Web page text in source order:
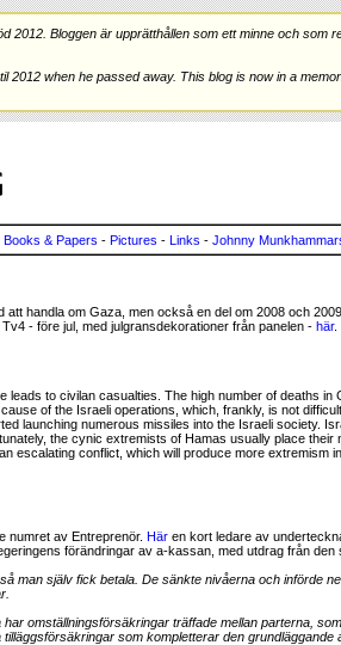
2012. Bloggen är upprätthållen som ett minne och som
2012 when he passed away. This blog is now in a
Books & Papers - Pictures - Links - Johnny
handla om Gaza, men också en del om 2008 och
- före jul, med julgransdekorationer från panelen - här.
leads to civilan casualties. The high number of deaths in
of the Israeli operations, which, frankly, is not
launching numerous missiles into the Israeli society.
the cynic extremists of Hamas usually place their
escalating conflict, which will produce more extremism
numret av Entreprenör. Här en kort ledare av
förändringar av a-kassan, med utdrag från den
man själv fick betala. De sänkte nivåerna och införde
omställningsförsäkringar träffade mellan parterna,
som kompletterar den grundläggande